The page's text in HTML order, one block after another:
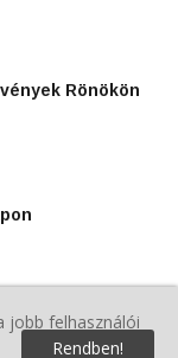
Rönökön
jobb felhasználói
Rendben!